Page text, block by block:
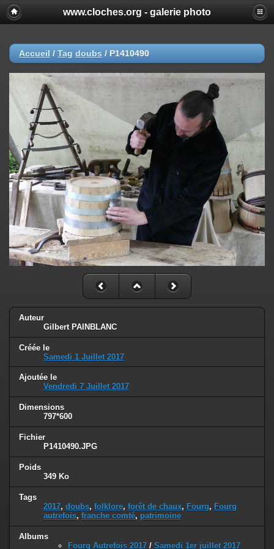
www.cloches.org - galerie photo
Accueil / Tag doubs / P1410490
Auteur
Gilbert PAINBLANC
Créée le
Samedi 1 Juillet 2017
Ajoutée le
Vendredi 7 Juillet 2017
Dimensions
797*600
Fichier
P1410490.JPG
Poids
349 Ko
Tags
2017, doubs, folklore, forêt de chaux, Fourg, Fourg
autrefois, franche comté, patrimoine
Albums
Fourg Autrefois 2017 / Samedi 1er juillet 2017